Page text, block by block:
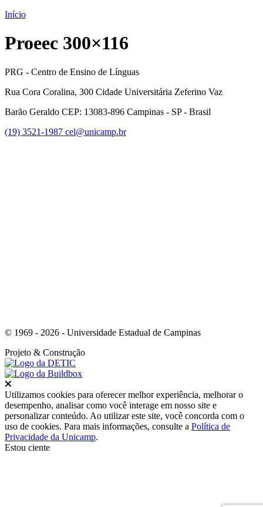
Início
Proeec 300×116
PRG - Centro de Ensino de Línguas
Rua Cora Coralina, 300 Cidade Universitária Zeferino Vaz
Barão Geraldo CEP: 13083-896 Campinas - SP - Brasil
(19) 3521-1987 cel@unicamp.br
© 1969 - 2026 - Universidade Estadual de Campinas
Projeto & Construção
Utilizamos cookies para oferecer melhor experiência, melhorar o
desempenho, analisar como você interage em nosso site e
personalizar conteúdo. Ao utilizar este site, você concorda com o
uso de cookies. Para mais informações, consulte a Política de
Privacidade da Unicamp.
Estou ciente